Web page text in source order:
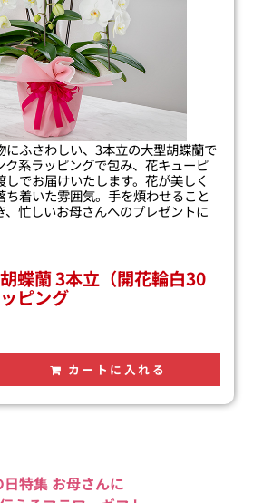
にふさわしい、3本立の大型胡蝶蘭で
ク系ラッピングで包み、花キューピ
でお届けいたします。花が美しく
ち着いた雰囲気。手を煩わせること
、忙しいお母さんへのプレゼントに
蝶蘭 3本立（開花輪白30
ピング
カートに入れる
日特集 お母さんに